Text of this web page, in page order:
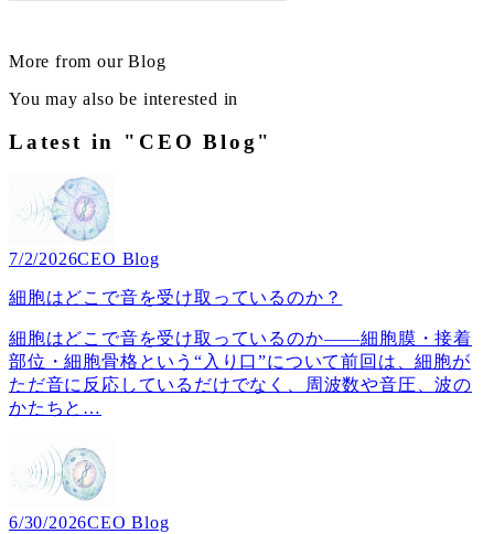
More from our Blog
You may also be interested in
Latest in "CEO Blog"
7/2/2026CEO Blog
細胞はどこで音を受け取っているのか？
細胞はどこで音を受け取っているのか――細胞膜・接着
部位・細胞骨格という“入り口”について前回は、細胞が
ただ音に反応しているだけでなく、周波数や音圧、波の
かたちと …
6/30/2026CEO Blog